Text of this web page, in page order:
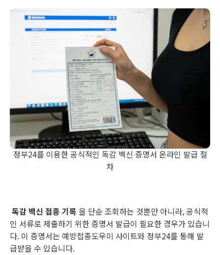
정부24를 이용한 공식적인 독감 백신 증명서 온라인 발급 절
차
독감 백신 접종 기록 을 단순 조회하는 것뿐만 아니라, 공식적
인 서류로 제출하기 위한 증명서 발급이 필요한 경우가 있습니
다. 이 증명서는 예방접종도우미 사이트와 정부24를 통해 발
급받을 수 있습니다.